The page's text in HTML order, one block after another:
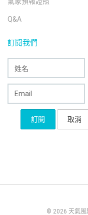
Q&A
訂閱我們
© 2026 天氣風